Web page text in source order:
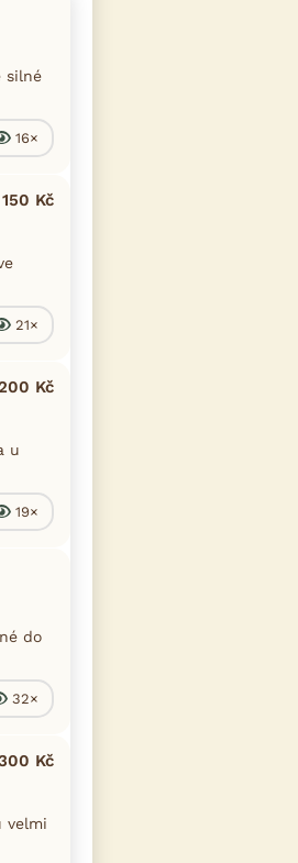
silné
16×
150 Kč
21×
Kč
u
19×
do
32×
Kč
velmi